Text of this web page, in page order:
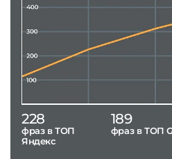
228
фраз в ТОП
Яндекс
189
фраз в ТОП